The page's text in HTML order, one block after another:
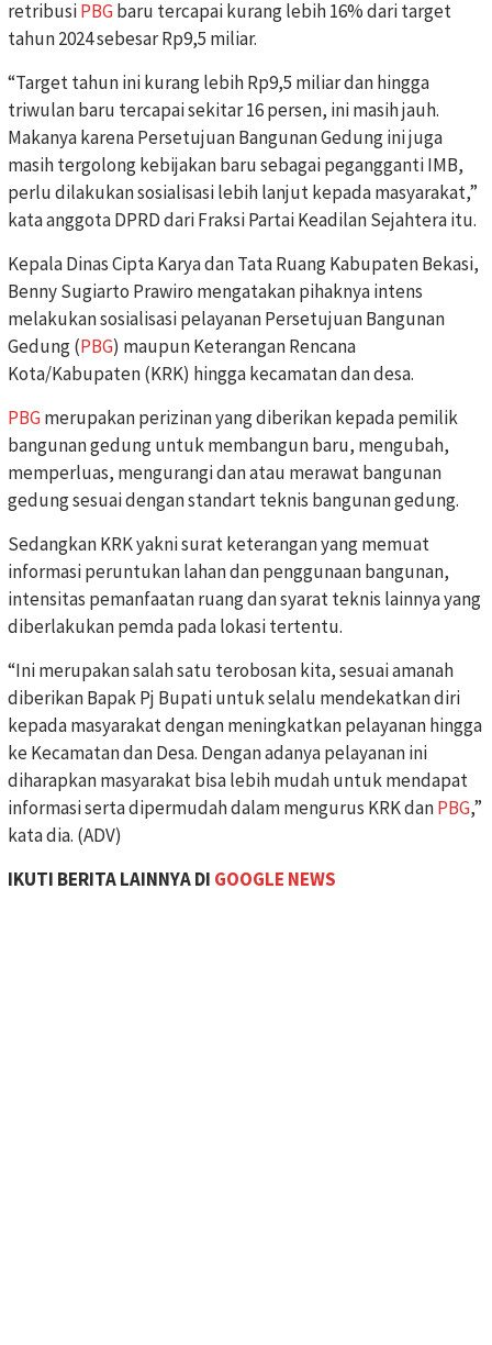
retribusiPBGbaru tercapai kurang lebih 16% dari target
tahun 2024 sebesar Rp9,5 miliar.
“Target tahun ini kurang lebih Rp9,5 miliar dan hingga
triwulan baru tercapai sekitar 16 persen, ini masih jauh.
Makanya karena Persetujuan Bangunan Gedung ini juga
masih tergolong kebijakan baru sebagai pegangganti IMB,
perlu dilakukan sosialisasi lebih lanjut kepada masyarakat,”
kata anggota DPRD dari Fraksi Partai Keadilan Sejahtera itu.
Kepala Dinas Cipta Karya dan Tata Ruang Kabupaten Bekasi,
Benny Sugiarto Prawiro mengatakan pihaknya intens
melakukan sosialisasi pelayanan Persetujuan Bangunan
Gedung (PBG) maupun Keterangan Rencana
Kota/Kabupaten (KRK) hingga kecamatan dan desa.
PBGmerupakan perizinan yang diberikan kepada pemilik
bangunan gedung untuk membangun baru, mengubah,
memperluas, mengurangi dan atau merawat bangunan
gedung sesuai dengan standart teknis bangunan gedung.
Sedangkan KRK yakni surat keterangan yang memuat
informasi peruntukan lahan dan penggunaan bangunan,
intensitas pemanfaatan ruang dan syarat teknis lainnya yang
diberlakukan pemda pada lokasi tertentu.
“Ini merupakan salah satu terobosan kita, sesuai amanah
diberikan Bapak Pj Bupati untuk selalu mendekatkan diri
kepada masyarakat dengan meningkatkan pelayanan hingga
ke Kecamatan dan Desa. Dengan adanya pelayanan ini
diharapkan masyarakat bisa lebih mudah untuk mendapat
informasi serta dipermudah dalam mengurus KRK danPBG,”
kata dia. (ADV)
IKUTI BERITA LAINNYA DI GOOGLE NEWS